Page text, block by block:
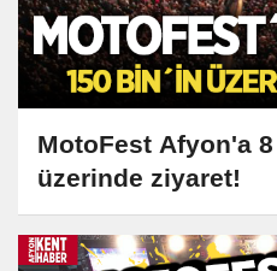
MotoFest Afyon'a
üzerinde ziyaret!